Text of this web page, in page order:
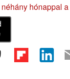
hónappal